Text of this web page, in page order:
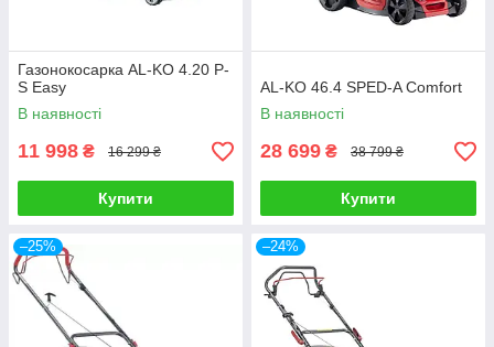
Газонокосарка AL-KO 4.20 P-
S Easy
В наявності
11 998 ₴ 16 299 ₴
Купити
AL-KO 46.4 SPED-A Comfort
В наявності
28 699 ₴ 38 799 ₴
Купити
–25% –24%